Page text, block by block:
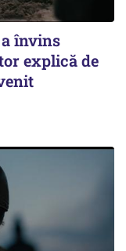
învins
explică de